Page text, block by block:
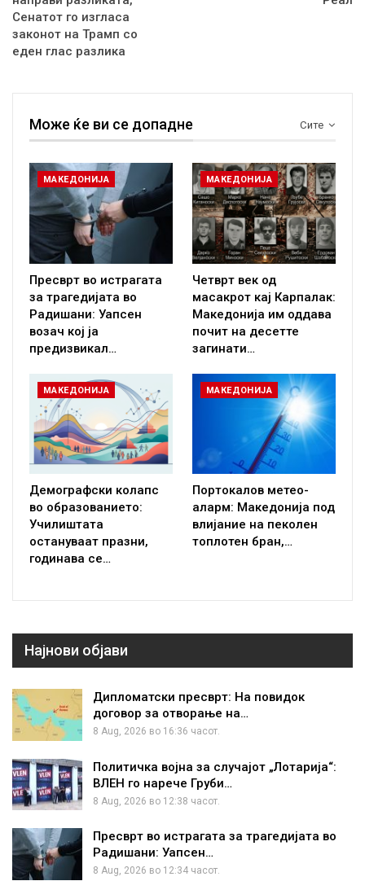
Сенатот го изгласа
законот на Трамп со
еден глас разлика
Сите
Може ќе ви се допадне
МАКЕДОНИЈА
Пресврт во истрагата
за трагедијата во
Радишани: Уапсен
возач кој ја
предизвикал…
МАКЕДОНИЈА
Четврт век од
масакрот кај Карпалак:
Македонија им оддава
почит на десетте
загинати…
МАКЕДОНИЈА
Демографски колапс
во образованието:
Училиштата
остануваат празни,
годинава се…
МАКЕДОНИЈА
Портокалов метео-
аларм: Македонија под
влијание на пеколен
топлотен бран,…
Најнови објави
Дипломатски пресврт: На повидок
договор за отворање на…
8 Aug, 2026 во 16:36 часот.
Политичка војна за случајот „Лотарија“:
ВЛЕН го нарече Груби…
8 Aug, 2026 во 12:38 часот.
Пресврт во истрагата за трагедијата во
Радишани: Уапсен…
8 Aug, 2026 во 12:34 часот.